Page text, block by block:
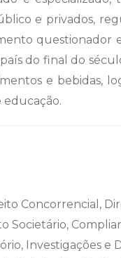
e privados,
questionador
do final do
e bebidas,
educação.
Concorrencial,
Societário,
Investigações e